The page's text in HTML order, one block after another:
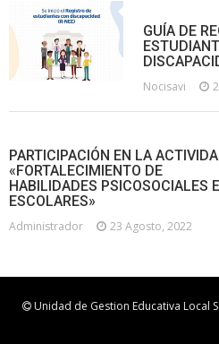
GUÍA DE
Nocisavi
PARTICIPACIÓN EN LA
«FORTALECIMIENTO DE
HABILIDADES PSICOSOCIALES
ESCOLARES»
Administrador 23 Agosto, 2022
Unidad de Gestion Educativa Local